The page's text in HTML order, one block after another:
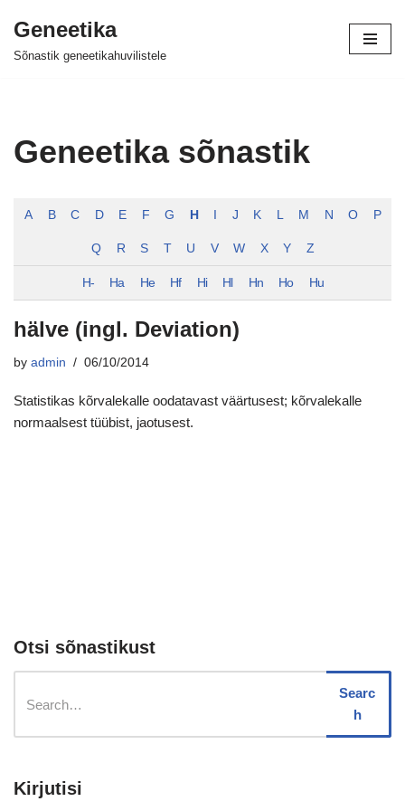
Skip
Geneetika
Sõnastik geneetikahuvilistele
Geneetika sõnastik
A B C D E F G H J K L M N O P
Q R S T U V W X Y Z
H- Ha He Hf Hi Hl Hn Ho Hu
hälve (ingl. Deviation)
by admin 06/10/2014
Statistikas kõrvalekalle oodatavast väärtusest; kõrvalekalle
normaalsest tüübist, jaotusest.
Otsi sõnastikust
Searc
h
Kirjutisi